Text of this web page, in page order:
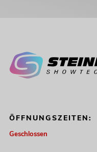
ÖFFNUNGSZEITEN:
Geschlossen